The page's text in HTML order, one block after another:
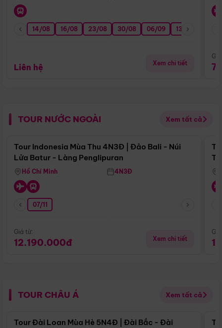
14/08 16/08 23/08 30/08 06/09 13/09
Liên hệ Xem chi tiết
TOUR NƯỚC NGOÀI Xem tất cả
Điểm nổi bật
Tour Indonesia Mùa Thu 4N3Đ | Đảo Bali - Núi
Lửa Batur - Làng Penglipuran
Hồ Chí Minh 4N3Đ
07/11
Giá từ:
12.190.000đ Xem chi tiết
TOUR CHÂU Á Xem tất cả
Điểm nổi bật
Tour Đài Loan Mùa Hè 5N4Đ | Đài Bắc - Đài